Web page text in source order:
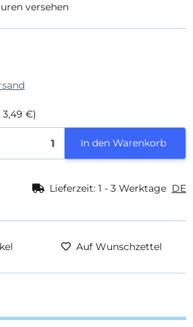
versehen
3,49 €)
In den Warenkorb
Lieferzeit: 1 - 3 Werktage DE
Auf Wunschzettel